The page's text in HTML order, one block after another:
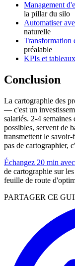
Management
la pillar du silo
Automatiser
naturelle
Transformation
préalable
KPIs et
Conclusion
La cartographie des
— c'est un
salariés. 2-4
possibles, servent de
transmettent le
pas de cartographier,
Échangez 20 min
de cartographie sur
feuille de route
PARTAGER CE